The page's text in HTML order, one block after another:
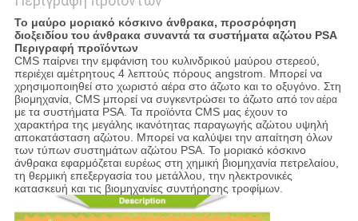
Το μαύρο μοριακό κόσκινο άνθρακα, προσρόφηση
διοξειδίου του άνθρακα συναντά τα συστήματα αζώτου PSA
Περιγραφή προϊόντων
CMS παίρνει την εμφάνιση του κυλινδρικού μαύρου στερεού,
περιέχει αμέτρητους 4 λεπτούς πόρους angstrom. Μπορεί να
χρησιμοποιηθεί στο χωριστό αέρα στο άζωτο και το οξυγόνο. Στη
βιομηχανία, CMS μπορεί να συγκεντρώσει το άζωτο από τον αέρα
με τα συστήματα PSA. Τα προϊόντα CMS μας έχουν το
χαρακτήρα της μεγάλης ικανότητας παραγωγής αζώτου υψηλή
αποκατάσταση αζώτου. Μπορεί να καλύψει την απαίτηση όλων
των τύπων συστημάτων αζώτου PSA. Το μοριακό κόσκινο
άνθρακα εφαρμόζεται ευρέως στη χημική βιομηχανία πετρελαίου,
τη θερμική επεξεργασία του μετάλλου, την ηλεκτρονικές
κατασκευή και τις βιομηχανίες συντήρησης τροφίμων.